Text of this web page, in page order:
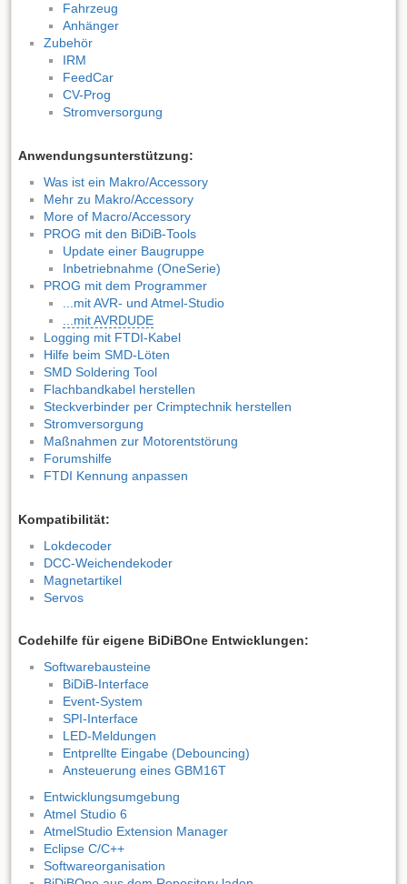
Fahrzeug
Anhänger
Zubehör
IRM
FeedCar
CV-Prog
Stromversorgung
Anwendungsunterstützung:
Was ist ein Makro/Accessory
Mehr zu Makro/Accessory
More of Macro/Accessory
PROG mit den BiDiB-Tools
Update einer Baugruppe
Inbetriebnahme (OneSerie)
PROG mit dem Programmer
...mit AVR- und Atmel-Studio
...mit AVRDUDE
Logging mit FTDI-Kabel
Hilfe beim SMD-Löten
SMD Soldering Tool
Flachbandkabel herstellen
Steckverbinder per Crimptechnik herstellen
Stromversorgung
Maßnahmen zur Motorentstörung
Forumshilfe
FTDI Kennung anpassen
Kompatibilität:
Lokdecoder
DCC-Weichendekoder
Magnetartikel
Servos
Codehilfe für eigene BiDiBOne Entwicklungen:
Softwarebausteine
BiDiB-Interface
Event-System
SPI-Interface
LED-Meldungen
Entprellte Eingabe (Debouncing)
Ansteuerung eines GBM16T
Entwicklungsumgebung
Atmel Studio 6
AtmelStudio Extension Manager
Eclipse C/C++
Softwareorganisation